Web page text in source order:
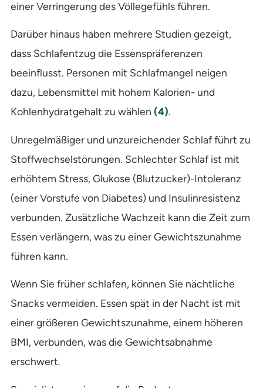
einer Verringerung des Völlegefühls führen.
Darüber hinaus haben mehrere Studien gezeigt,
dass Schlafentzug die Essenspräferenzen
beeinflusst. Personen mit Schlafmangel neigen
dazu, Lebensmittel mit hohem Kalorien- und
Kohlenhydratgehalt zu wählen (4).
Unregelmäßiger und unzureichender Schlaf führt zu
Stoffwechselstörungen. Schlechter Schlaf ist mit
erhöhtem Stress, Glukose (Blutzucker)-Intoleranz
(einer Vorstufe von Diabetes) und Insulinresistenz
verbunden. Zusätzliche Wachzeit kann die Zeit zum
Essen verlängern, was zu einer Gewichtszunahme
führen kann.
Wenn Sie früher schlafen, können Sie nächtliche
Snacks vermeiden. Essen spät in der Nacht ist mit
einer größeren Gewichtszunahme, einem höheren
BMI, verbunden, was die Gewichtsabnahme
erschwert.